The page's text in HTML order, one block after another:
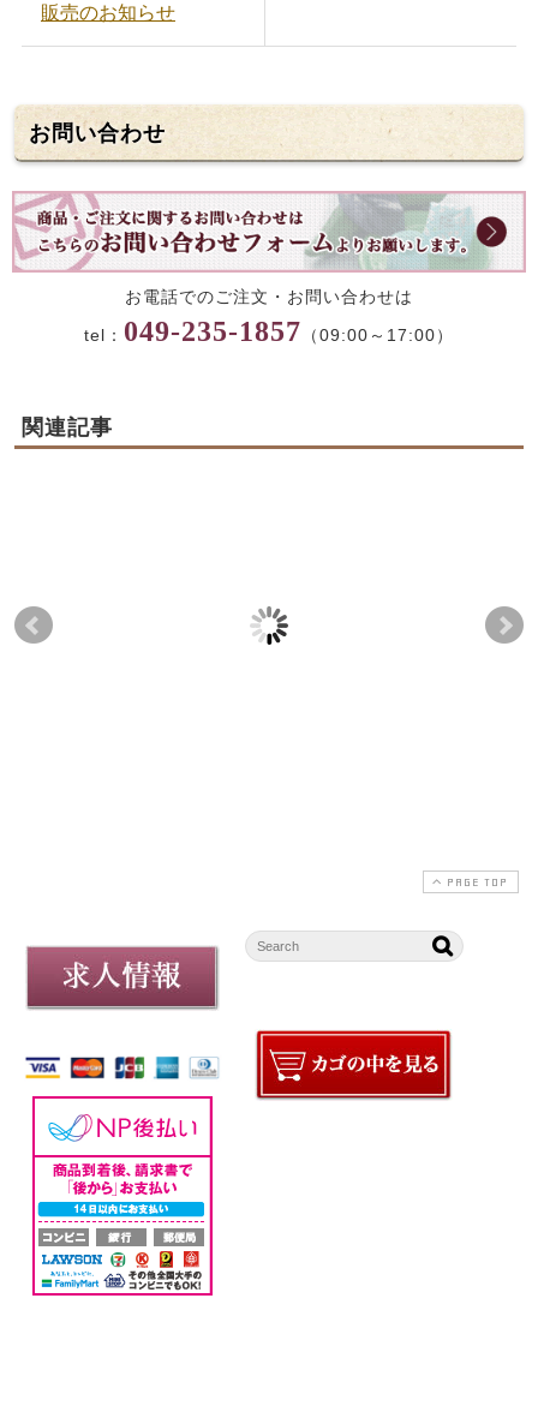
販売のお知らせ
お問い合わせ
お電話でのご注文・お問い合わせは
tel： 049-235-1857 （09:00～17:00）
関連記事
「りんごかりん」販売
【限定ギフト】「夏の
【8
PAGE TOP